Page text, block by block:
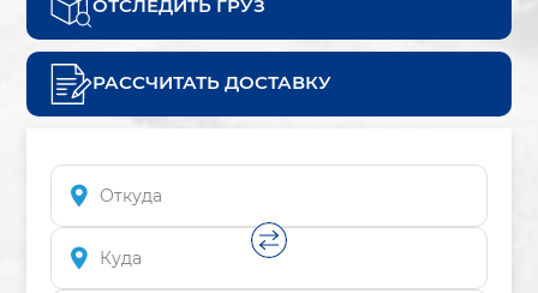
ОТСЛЕДИТЬ ГРУЗ
РАССЧИТАТЬ ДОСТАВКУ